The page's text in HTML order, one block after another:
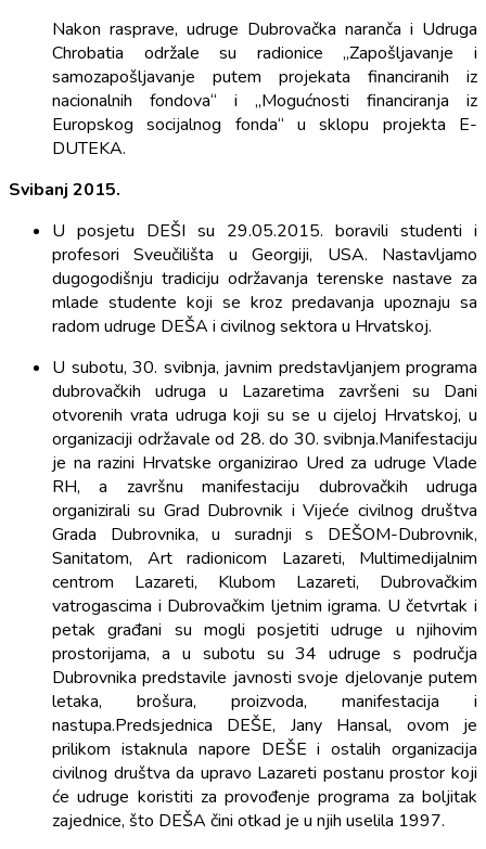
Nakon rasprave, udruge Dubrovačka naranča i Udruga
Chrobatia održale su radionice „Zapošljavanje i
samozapošljavanje putem projekata financiranih iz
nacionalnih fondova“ i „Mogućnosti financiranja iz
Europskog socijalnog fonda“ u sklopu projekta E-
DUTEKA.
Svibanj 2015.
U posjetu DEŠI su 29.05.2015. boravili studenti i
profesori Sveučilišta u Georgiji, USA. Nastavljamo
dugogodišnju tradiciju održavanja terenske nastave za
mlade studente koji se kroz predavanja upoznaju sa
radom udruge DEŠA i civilnog sektora u Hrvatskoj.
U subotu, 30. svibnja, javnim predstavljanjem programa
dubrovačkih udruga u Lazaretima završeni su Dani
otvorenih vrata udruga koji su se u cijeloj Hrvatskoj, u
organizaciji održavale od 28. do 30. svibnja.Manifestaciju
je na razini Hrvatske organizirao Ured za udruge Vlade
RH, a završnu manifestaciju dubrovačkih udruga
organizirali su Grad Dubrovnik i Vijeće civilnog društva
Grada Dubrovnika, u suradnji s DEŠOM-Dubrovnik,
Sanitatom, Art radionicom Lazareti, Multimedijalnim
centrom Lazareti, Klubom Lazareti, Dubrovačkim
vatrogascima i Dubrovačkim ljetnim igrama. U četvrtak i
petak građani su mogli posjetiti udruge u njihovim
prostorijama, a u subotu su 34 udruge s područja
Dubrovnika predstavile javnosti svoje djelovanje putem
letaka, brošura, proizvoda, manifestacija i
nastupa.Predsjednica DEŠE, Jany Hansal, ovom je
prilikom istaknula napore DEŠE i ostalih organizacija
civilnog društva da upravo Lazareti postanu prostor koji
će udruge koristiti za provođenje programa za boljitak
zajednice, što DEŠA čini otkad je u njih uselila 1997.